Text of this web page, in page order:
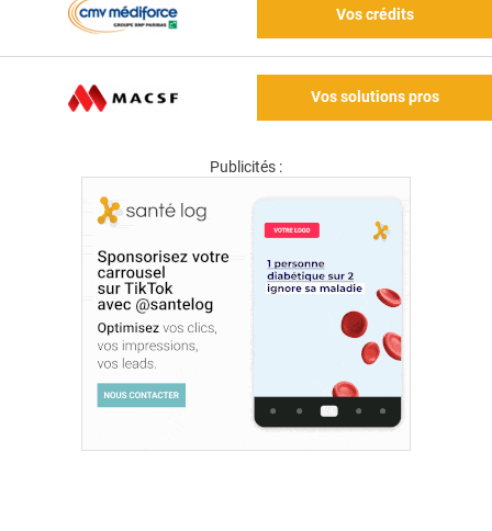
Vos crédits
Vos solutions pros
Publicités :